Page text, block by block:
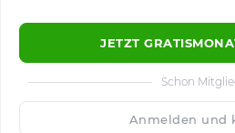
JETZT
Schon
Anmelden und
🙂